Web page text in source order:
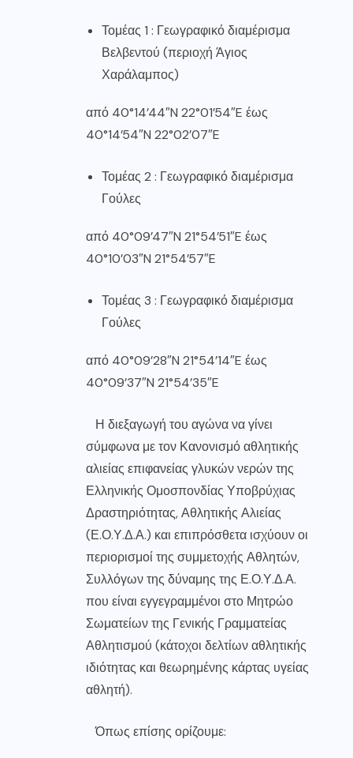
Τομέας 1 : Γεωγραφικό διαμέρισμα
Βελβεντού (περιοχή Άγιος
Χαράλαμπος)
από 40°14’44″N 22°01’54″E έως
40°14’54″N 22°02’07″E
Τομέας 2 : Γεωγραφικό διαμέρισμα
Γούλες
από 40°09’47″N 21°54’51″E έως
40°10’03″N 21°54’57″E
Τομέας 3 : Γεωγραφικό διαμέρισμα
Γούλες
από 40°09’28″N 21°54’14″E έως
40°09’37″N 21°54’35″E
Η διεξαγωγή του αγώνα να γίνει
σύμφωνα με τον Κανονισμό αθλητικής
αλιείας επιφανείας γλυκών νερών της
Ελληνικής Ομοσπονδίας Υποβρύχιας
Δραστηριότητας, Αθλητικής Αλιείας
(Ε.Ο.Υ.Δ.Α.) και επιπρόσθετα ισχύουν οι
περιορισμοί της συμμετοχής Αθλητών,
Συλλόγων της δύναμης της Ε.Ο.Υ.Δ.Α.
που είναι εγγεγραμμένοι στο Μητρώο
Σωματείων της Γενικής Γραμματείας
Αθλητισμού (κάτοχοι δελτίων αθλητικής
ιδιότητας και θεωρημένης κάρτας υγείας
αθλητή).
Όπως επίσης ορίζουμε: